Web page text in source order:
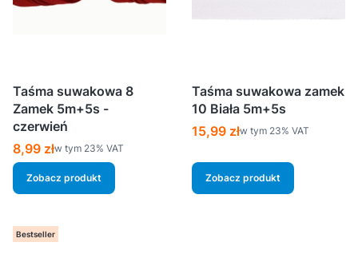
Taśma suwakowa 8
Zamek 5m+5s -
czerwień
Cena brutto
8,99 złw tym %s VAT
w tym 23% VAT
Zobacz produkt
Taśma suwakowa zamek
10 Biała 5m+5s
Cena brutto
15,99 złw tym %s VAT
w tym 23% VAT
Zobacz produkt
Bestseller